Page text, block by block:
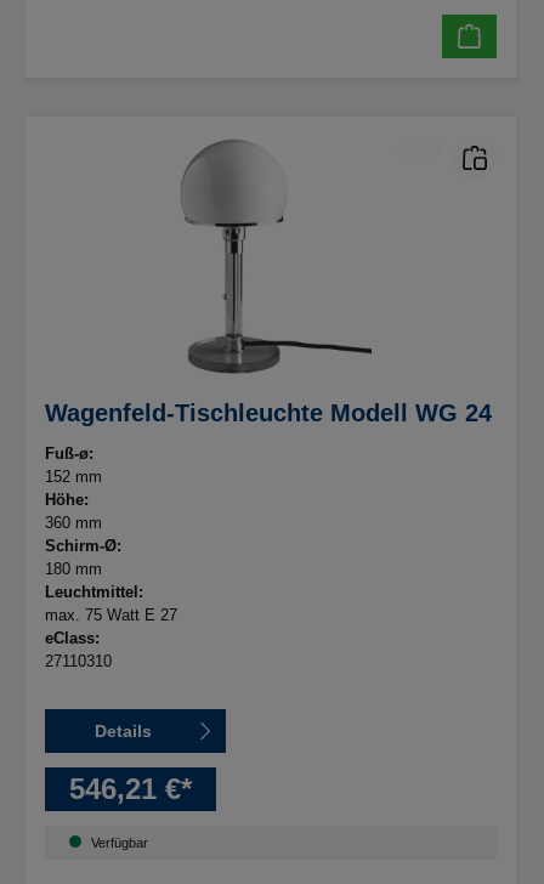
Wagenfeld-Tischleuchte Modell WG 24
Fuß-ø:
152 mm
Höhe:
360 mm
Schirm-Ø:
180 mm
Leuchtmittel:
max. 75 Watt E 27
eClass:
27110310
Details
546,21 €*
Verfügbar